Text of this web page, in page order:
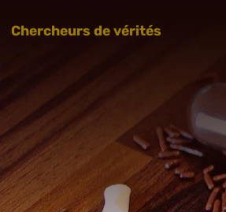
Chercheurs de vérités